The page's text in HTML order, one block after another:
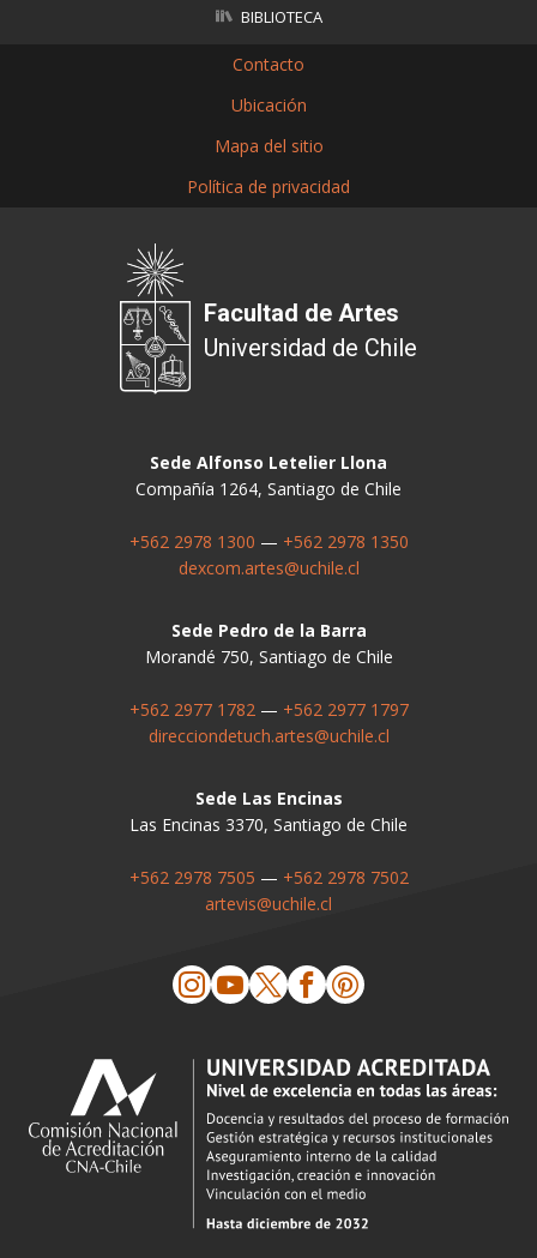
BIBLIOTECA
Contacto
Ubicación
Mapa del sitio
Política de privacidad
Facultad de Artes
Universidad de Chile
Sede Alfonso Letelier Llona
Compañía 1264, Santiago de Chile
+562 2978 1300 — +562 2978 1350
dexcom.artes@uchile.cl
Sede Pedro de la Barra
Morandé 750, Santiago de Chile
+562 2977 1782— +562 2977 1797
direcciondetuch.artes@uchile.cl
Sede Las Encinas
Las Encinas 3370, Santiago de Chile
+562 2978 7505 — +562 2978 7502
artevis@uchile.cl